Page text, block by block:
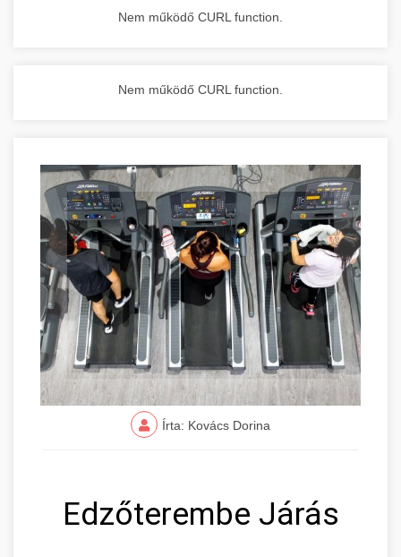
Nem működő CURL function.
Nem működő CURL function.
Írta: Kovács Dorina
Edzőterembe Járás